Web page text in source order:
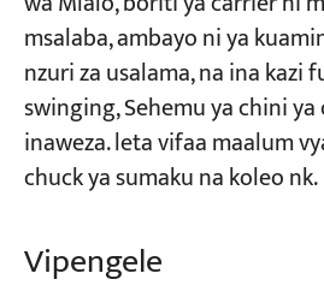
msalaba, ambayo ni ya
nzuri za usalama, na ina kazi
swinging, Sehemu ya chini
inaweza. leta vifaa maalum
chuck ya sumaku na koleo nk.
Vipengele